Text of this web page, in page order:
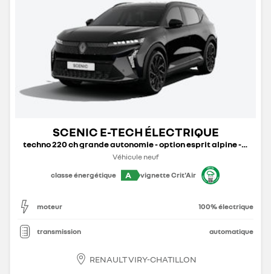
SCENIC E-TECH ÉLECTRIQUE
techno 220 ch grande autonomie - option esprit alpine - 25b
Véhicule neuf
classe énergétique
A vignette Crit'Air
moteur 100% électrique
transmission automatique
RENAULT VIRY-CHATILLON